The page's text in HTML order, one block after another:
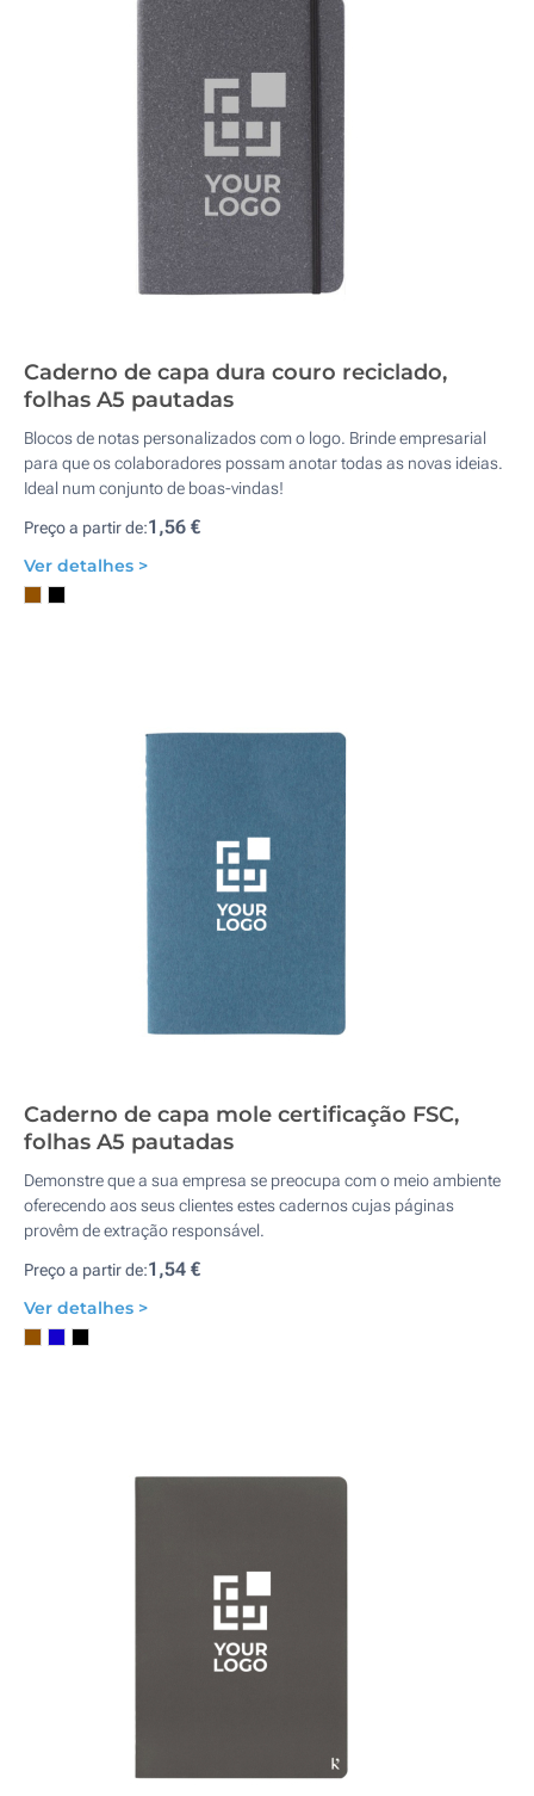
Caderno de capa dura couro reciclado,
folhas A5 pautadas
Blocos de notas personalizados com o logo. Brinde empresarial
para que os colaboradores possam anotar todas as novas ideias.
Ideal num conjunto de boas-vindas!
Preço a partir de:1,56 €
Ver detalhes >
Caderno de capa mole certificação FSC,
folhas A5 pautadas
Demonstre que a sua empresa se preocupa com o meio ambiente
oferecendo aos seus clientes estes cadernos cujas páginas
provêm de extração responsável.
Preço a partir de:1,54 €
Ver detalhes >